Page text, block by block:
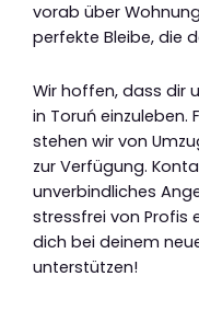
vorab über
perfekte Bleibe, die
Wir hoffen, dass dir
in Toruń einzuleben.
stehen wir von
zur Verfügung.
unverbindliches
stressfrei von Profis
dich bei deinem
unterstützen!